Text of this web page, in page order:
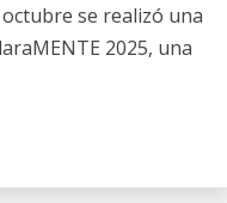
se realizó una
2025, una